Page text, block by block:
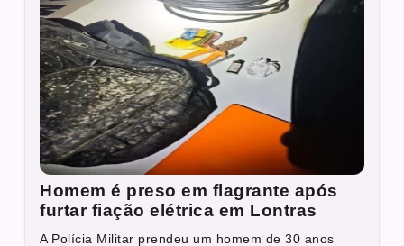
Homem é preso em flagrante após
furtar fiação elétrica em Lontras
A Polícia Militar prendeu um homem de 30 anos